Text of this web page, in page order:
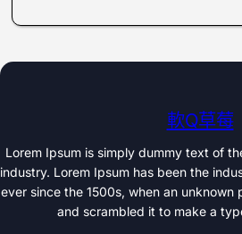
軟Q草莓
Lorem Ipsum is simply dummy text of
industry. Lorem Ipsum has been the
ever since the 1500s, when an
and scrambled it to make a